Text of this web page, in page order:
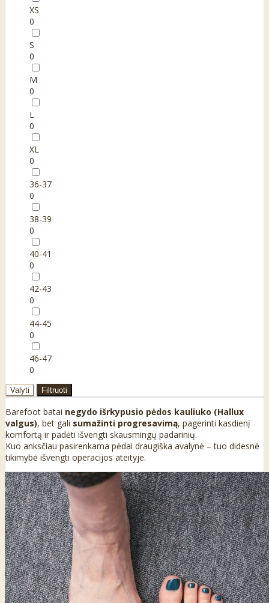
XS
0
S
0
M
0
L
0
XL
0
36-37
0
38-39
0
40-41
0
42-43
0
44-45
0
46-47
0
Valyti Filtruoti
Barefoot batai negydo išrkypusio pėdos kauliuko (Hallux
valgus), bet gali sumažinti progresavimą, pagerinti kasdienį
komfortą ir padėti išvengti skausmingų padarinių.
Kuo anksčiau pasirenkama pėdai draugiška avalynė – tuo didesnė
tikimybė išvengti operacijos ateityje.